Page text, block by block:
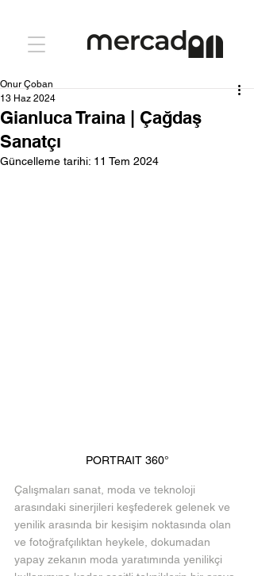
Gianluca Traina | Çağdaş
Sanatçı
Onur Çoban
13 Haz 2024
Güncelleme tarihi: 11 Tem 2024
PORTRAIT 360°
Çalışmaları sanat, moda ve teknoloji
arasındaki sinerjileri keşfederek gelenek ve
yenilik arasında bir kesişim noktasında olan
ve fotoğrafçılıktan heykele, dokumadan
yapay zekanın moda yaratımında yenilikçi